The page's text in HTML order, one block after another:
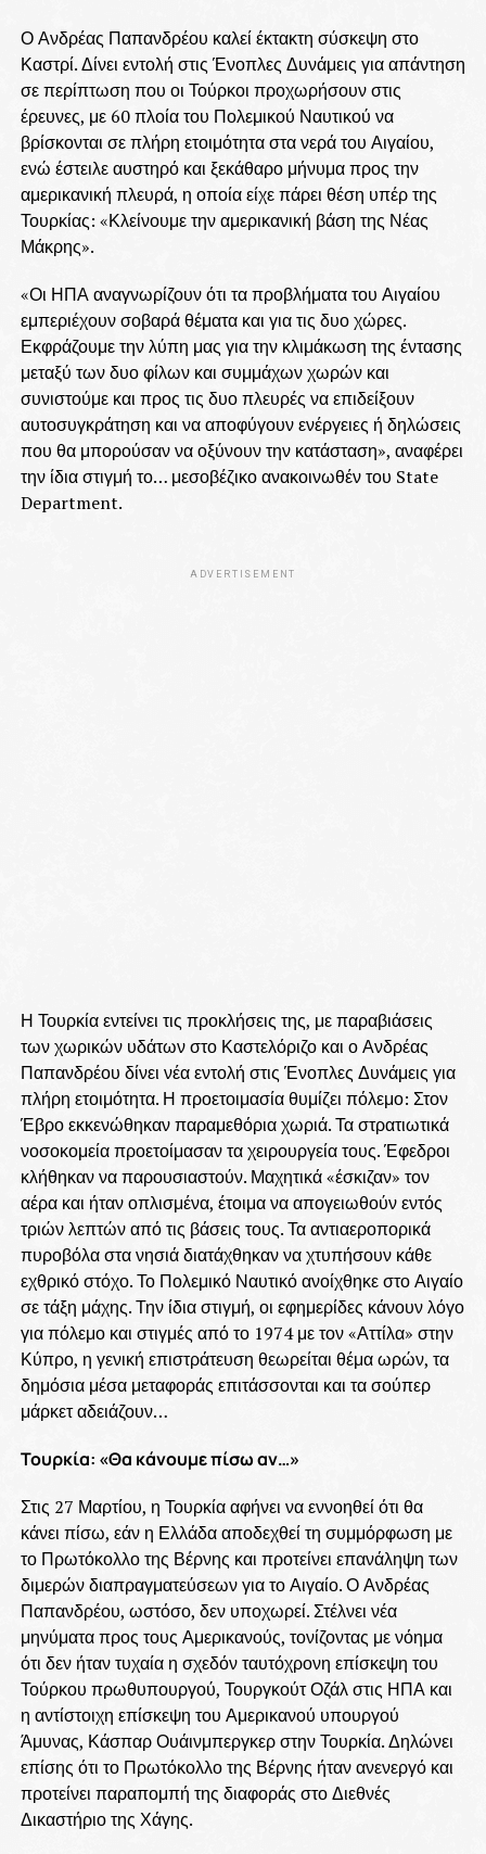
Ο Ανδρέας Παπανδρέου καλεί έκτακτη σύσκεψη στο
Καστρί. Δίνει εντολή στις Ένοπλες Δυνάμεις για απάντηση
σε περίπτωση που οι Τούρκοι προχωρήσουν στις
έρευνες, με 60 πλοία του Πολεμικού Ναυτικού να
βρίσκονται σε πλήρη ετοιμότητα στα νερά του Αιγαίου,
ενώ έστειλε αυστηρό και ξεκάθαρο μήνυμα προς την
αμερικανική πλευρά, η οποία είχε πάρει θέση υπέρ της
Τουρκίας: «Κλείνουμε την αμερικανική βάση της Νέας
Μάκρης».
«Οι ΗΠΑ αναγνωρίζουν ότι τα προβλήματα του Αιγαίου
εμπεριέχουν σοβαρά θέματα και για τις δυο χώρες.
Εκφράζουμε την λύπη μας για την κλιμάκωση της έντασης
μεταξύ των δυο φίλων και συμμάχων χωρών και
συνιστούμε και προς τις δυο πλευρές να επιδείξουν
αυτοσυγκράτηση και να αποφύγουν ενέργειες ή δηλώσεις
που θα μπορούσαν να οξύνουν την κατάσταση», αναφέρει
την ίδια στιγμή το… μεσοβέζικο ανακοινωθέν του State
Department.
ADVERTISEMENT
Η Τουρκία εντείνει τις προκλήσεις της, με παραβιάσεις
των χωρικών υδάτων στο Καστελόριζο και ο Ανδρέας
Παπανδρέου δίνει νέα εντολή στις Ένοπλες Δυνάμεις για
πλήρη ετοιμότητα. Η προετοιμασία θυμίζει πόλεμο: Στον
Έβρο εκκενώθηκαν παραμεθόρια χωριά. Τα στρατιωτικά
νοσοκομεία προετοίμασαν τα χειρουργεία τους. Έφεδροι
κλήθηκαν να παρουσιαστούν. Μαχητικά «έσκιζαν» τον
αέρα και ήταν οπλισμένα, έτοιμα να απογειωθούν εντός
τριών λεπτών από τις βάσεις τους. Τα αντιαεροπορικά
πυροβόλα στα νησιά διατάχθηκαν να χτυπήσουν κάθε
εχθρικό στόχο. Το Πολεμικό Ναυτικό ανοίχθηκε στο Αιγαίο
σε τάξη μάχης. Την ίδια στιγμή, οι εφημερίδες κάνουν λόγο
για πόλεμο και στιγμές από το 1974 με τον «Αττίλα» στην
Κύπρο, η γενική επιστράτευση θεωρείται θέμα ωρών, τα
δημόσια μέσα μεταφοράς επιτάσσονται και τα σούπερ
μάρκετ αδειάζουν…
Τουρκία: «Θα κάνουμε πίσω αν…»
Στις 27 Μαρτίου, η Τουρκία αφήνει να εννοηθεί ότι θα
κάνει πίσω, εάν η Ελλάδα αποδεχθεί τη συμμόρφωση με
το Πρωτόκολλο της Βέρνης και προτείνει επανάληψη των
διμερών διαπραγματεύσεων για το Αιγαίο. Ο Ανδρέας
Παπανδρέου, ωστόσο, δεν υποχωρεί. Στέλνει νέα
μηνύματα προς τους Αμερικανούς, τονίζοντας με νόημα
ότι δεν ήταν τυχαία η σχεδόν ταυτόχρονη επίσκεψη του
Τούρκου πρωθυπουργού, Τουργκούτ Οζάλ στις ΗΠΑ και
η αντίστοιχη επίσκεψη του Αμερικανού υπουργού
Άμυνας, Κάσπαρ Ουάινμπεργκερ στην Τουρκία. Δηλώνει
επίσης ότι το Πρωτόκολλο της Βέρνης ήταν ανενεργό και
προτείνει παραπομπή της διαφοράς στο Διεθνές
Δικαστήριο της Χάγης.